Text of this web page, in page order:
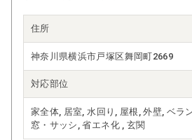
住所
神奈川県横浜市戸塚区舞岡町2669
対応部位
家全体, 居室, 水回り, 屋根, 外壁, ベラ
窓・サッシ, 省エネ化 , 玄関